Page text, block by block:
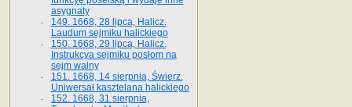
asygnaty
149. 1668, 28 lipca, Halicz.
Laudum sejmiku halickiego
150. 1668, 29 lipca, Halicz.
Instrukcya sejmiku posłom na
sejm walny
151. 1668, 14 sierpnia, Świerz.
Uniwersał kasztelana halickiego
152. 1668, 31 sierpnia,